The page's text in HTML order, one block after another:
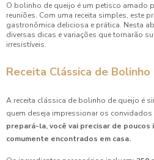
O bolinho de queijo é um petisco amado
reuniões. Com uma receita simples, este
gastronômica deliciosa e prática. Nesta
diversas dicas e variações que tornarão
irresistíveis.
Receita Clássica de Bolinho
A receita clássica de bolinho de queijo é
quem deseja impressionar os
prepará-la, você vai precisar de
comumente encontrados em casa.